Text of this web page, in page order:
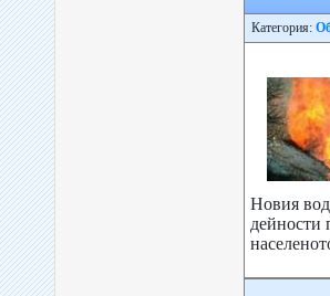
Категория:
Новия
дейности